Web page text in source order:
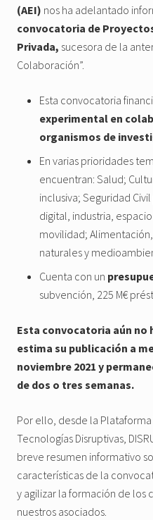
(AEI) nos ha adelantado
convocatoria de
Privada, sucesora de la
Colaboración”.
Esta convocatoria
experimental en
organismos de
En varias prioridades
encuentran: Salud;
inclusiva; Seguridad
digital, industria,
movilidad;
naturales y
Cuenta con un
subvención, 225 M€
Esta convocatoria aún no
estima su publicación a
noviembre 2021 y
de dos o tres semanas.
Por ello, desde la
Tecnologías Disruptivas,
breve resumen informativo
características de la
y agilizar la formación de los
nuestros asociados.